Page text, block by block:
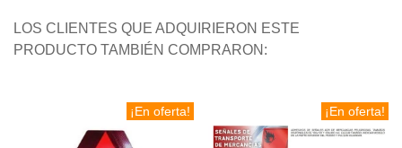
LOS CLIENTES QUE ADQUIRIERON ESTE
PRODUCTO TAMBIÉN COMPRARON:
¡En oferta! ¡En oferta!